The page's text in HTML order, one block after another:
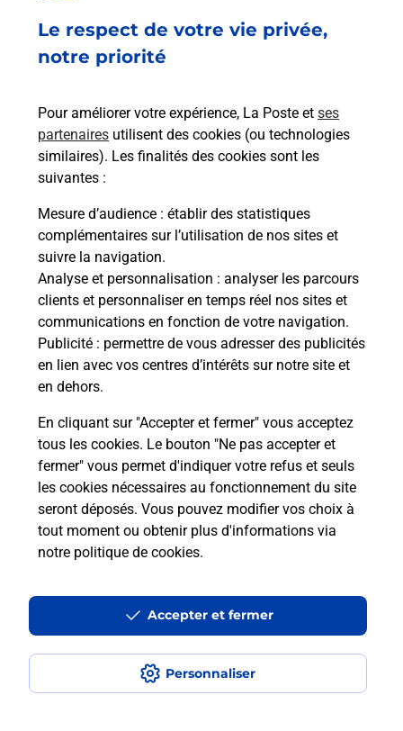
Le respect de votre vie privée,
notre priorité
Pour améliorer votre expérience, La Poste et ses
partenaires utilisent des cookies (ou technologies
similaires). Les finalités des cookies sont les
suivantes :
Mesure d’audience : établir des statistiques
complémentaires sur l’utilisation de nos sites et
suivre la navigation.
Analyse et personnalisation : analyser les parcours
clients et personnaliser en temps réel nos sites et
communications en fonction de votre navigation.
Publicité : permettre de vous adresser des publicités
en lien avec vos centres d’intérêts sur notre site et
en dehors.
En cliquant sur "Accepter et fermer" vous acceptez
tous les cookies. Le bouton "Ne pas accepter et
fermer" vous permet d'indiquer votre refus et seuls
les cookies nécessaires au fonctionnement du site
seront déposés. Vous pouvez modifier vos choix à
tout moment ou obtenir plus d'informations via
notre politique de cookies.
Personnaliser
Accepter et fermer
Vous souhaitez envoyer un colis depuis : NOGENT
En savoir plus
En savoir plus
Souscrire à la téléassistance
Besoin d’un système de téléassistance à l’intérieur
et/ou à l’extérieur de votre domicile ? Découvrez
les offres téléalarme dans votre bureau de Poste à
NOGENT SUR VERNISSON.
En savoir plus
NOGENT SUR VERNISSON
NOGENT SUR VERNISSON
Accessibilité : partiellement conforme
Conditions contractuelles
Mentions légales